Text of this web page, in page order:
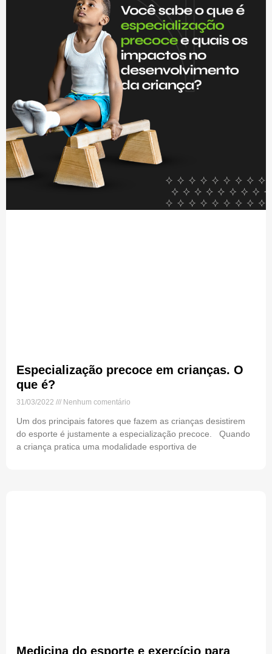
Especialização precoce em crianças. O
que é?
31/03/2022 Nenhum comentário
Um dos principais fatores que fazem as crianças desistirem
do esporte é justamente a especialização precoce. Quando
a criança pratica uma modalidade esportiva de
Medicina do esporte e exercício para